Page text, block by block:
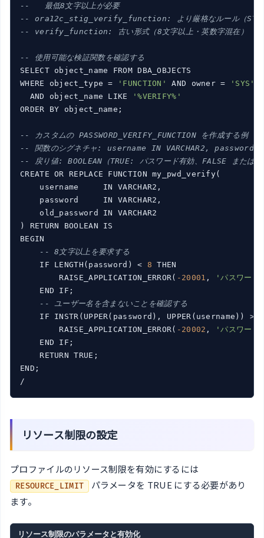
--   最低8文字以上が必要
-- ora12c_stig_verify_function: より厳格なルール（STIG
-- verify_function: 古い形式（8文字以上・英数字混在）
-- 使用可能な検証関数を確認する
SELECT object_name FROM DBA_OBJECTS
WHERE object_type =
'FUNCTION' AND owner =
'SYS'
  AND object_name LIKE
'%VERIFY%'
ORDER BY object_name;
-- カスタムの PASSWORD_VERIFY_FUNCTION を作成する例
-- 関数のシグネチャ: username IN VARCHAR2, password
-- 戻り値: BOOLEAN（TRUE: パスワード有効、FALSE または
CREATE OR REPLACE FUNCTION my_pwd_verify(
    username     IN VARCHAR2,
    password     IN VARCHAR2,
    old_password IN VARCHAR2
) RETURN BOOLEAN IS
BEGIN
-- 8文字以上を要求する
    IF LENGTH(password) <
8 THEN
        RAISE_APPLICATION_ERROR(
-20001 ,
'パスワード
    END IF;
-- ユーザー名を含まないことを確認する
    IF INSTR(UPPER(password), UPPER(username)) >
        RAISE_APPLICATION_ERROR(
-20002 ,
'パスワード
    END IF;
    RETURN TRUE;
END;
リソース制限の設定
プロファイルのリソース制限を有効にするには
RESOURCE_LIMIT
パラメータを TRUE にする必要があり
ます。
リソース制限のパラメータと有効化